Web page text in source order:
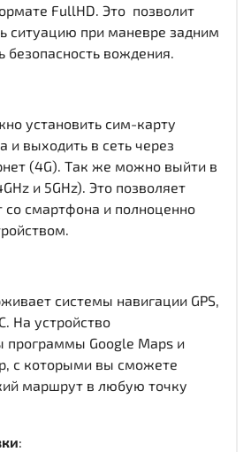
FullHD. Это позволит
ситуацию при маневре задним
безопасность вождения.
установить сим-карту
и выходить в сеть через
(4G). Так же можно выйти в
и 5GHz). Это позволяет
со смартфона и полноценно
системы навигации GPS,
На устройство
программы Google Maps и
с которыми вы сможете
маршрут в любую точку
: